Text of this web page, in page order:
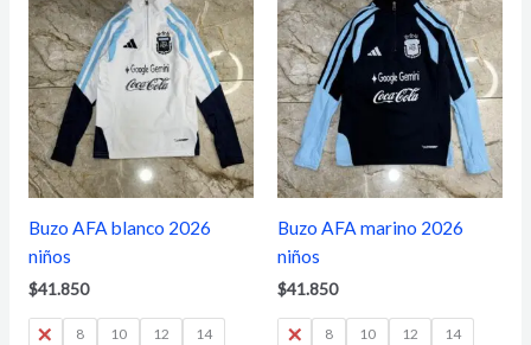
Buzo AFA blanco 2026
niños
$41.850
6 8 10 12
14
Buzo AFA marino 2026
niños
$41.850
6 8 10 12
14